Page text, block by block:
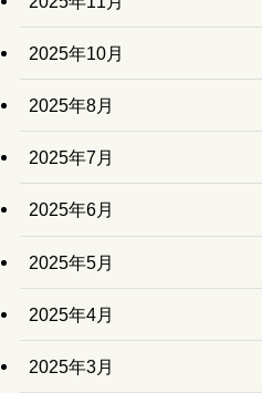
2025年10月
2025年8月
2025年7月
2025年6月
2025年5月
2025年4月
2025年3月